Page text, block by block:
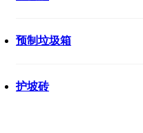
预制垃圾箱
护坡砖